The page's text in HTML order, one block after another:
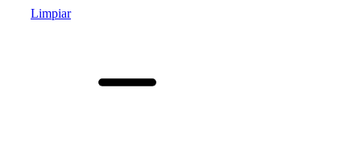
Limpiar